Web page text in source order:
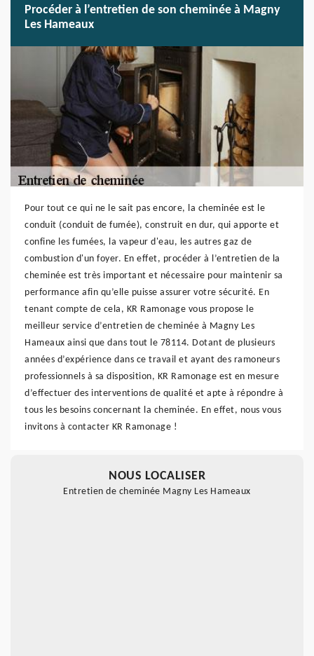
Procéder à l’entretien de son cheminée à Magny
Les Hameaux
Pour tout ce qui ne le sait pas encore, la cheminée est le
conduit (conduit de fumée), construit en dur, qui apporte et
confine les fumées, la vapeur d'eau, les autres gaz de
combustion d'un foyer. En effet, procéder à l’entretien de la
cheminée est très important et nécessaire pour maintenir sa
performance afin qu’elle puisse assurer votre sécurité. En
tenant compte de cela, KR Ramonage vous propose le
meilleur service d’entretien de cheminée à Magny Les
Hameaux ainsi que dans tout le 78114. Dotant de plusieurs
années d’expérience dans ce travail et ayant des ramoneurs
professionnels à sa disposition, KR Ramonage est en mesure
d’effectuer des interventions de qualité et apte à répondre à
tous les besoins concernant la cheminée. En effet, nous vous
invitons à contacter KR Ramonage !
NOUS LOCALISER
Entretien de cheminée Magny Les Hameaux